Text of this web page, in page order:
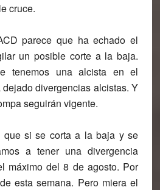
cruce.
parece que ha echado el
un posible corte a la baja.
tenemos una alcista en el
divergencias alcistas. Y
seguirán vigente.
que si se corta a la baja y se
a tener una divergencia
máximo del 8 de agosto. Por
esta semana. Pero miera el